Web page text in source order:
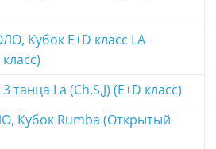
Кубок E+D класс LA
класс)
La (Ch,S,J) (E+D класс)
Кубок Rumba (Открытый